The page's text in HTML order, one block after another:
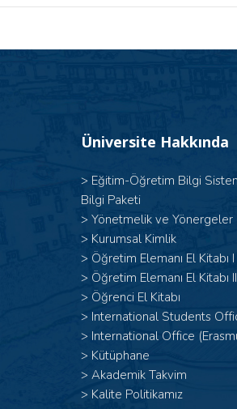
Üniversite Hakkında
> Eğitim-Öğretim Bilgi
Bilgi Paketi
> Yönetmelik ve Yönergeler
> Kurumsal Kimlik
> Öğretim Elemanı El Kitabı I
> Öğretim Elemanı El Kitabı II
> Öğrenci El Kitabı
> International Students
> International Office
> Kütüphane
> Akademik Takvim
> Kalite Politikamız